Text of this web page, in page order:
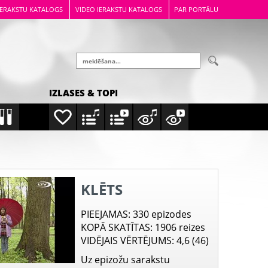
KATALOGS VIDEO IERAKSTU KATALOGS PAR PORTĀLU
IZLASES & TOPI
KLĒTS
PIEEJAMAS: 330 epizodes
KOPĀ SKATĪTAS: 1906 reizes
VIDĒJAIS VĒRTĒJUMS: 4,6 (46)
Uz epizožu sarakstu